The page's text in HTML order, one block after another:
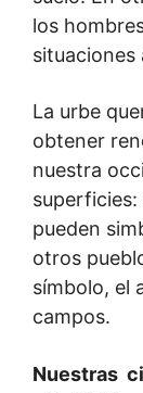
los
situaciones
La urbe
obtener
nuestra
superficies:
pueden
otros
símbolo, el
campos.
Nuestras